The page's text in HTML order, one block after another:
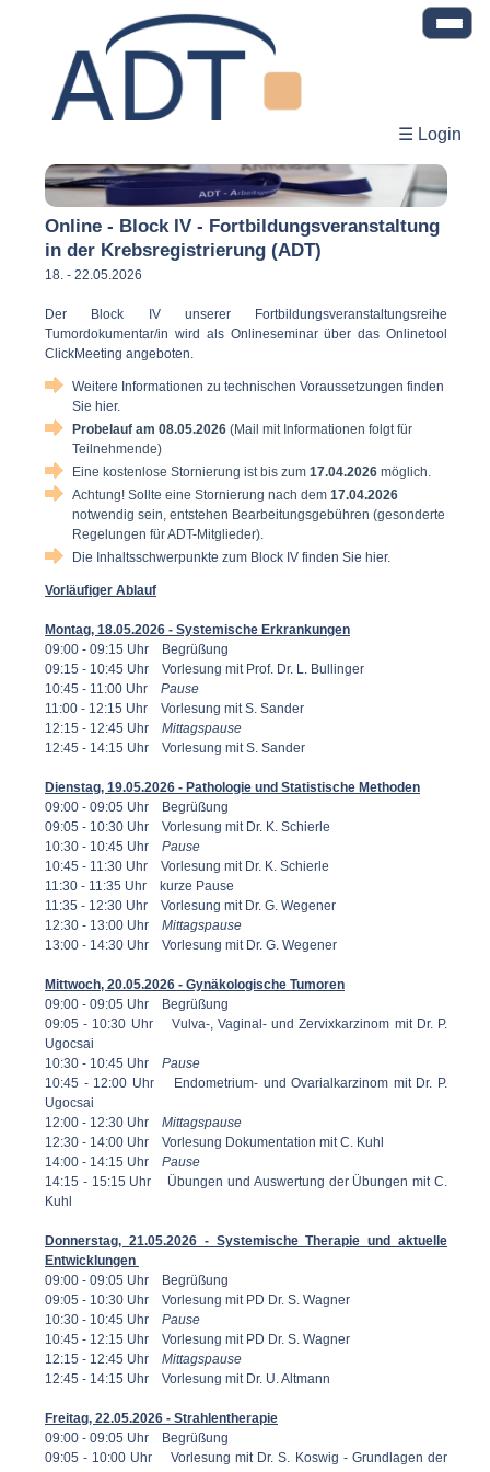
☰ Login
Online - Block IV - Fortbildungsveranstaltung
in der Krebsregistrierung (ADT)
18. - 22.05.2026
Der Block IV unserer Fortbildungsveranstaltungsreihe
Tumordokumentar/in wird als Onlineseminar über das Onlinetool
ClickMeeting angeboten.
Weitere Informationen zu technischen Voraussetzungen finden
Sie hier.
Probelauf am 08.05.2026 (Mail mit Informationen folgt für
Teilnehmende)
Eine kostenlose Stornierung ist bis zum 17.04.2026 möglich.
Achtung! Sollte eine Stornierung nach dem 17.04.2026
notwendig sein, entstehen Bearbeitungsgebühren (gesonderte
Regelungen für ADT-Mitglieder).
Die Inhaltsschwerpunkte zum Block IV finden Sie hier.
Vorläufiger Ablauf
Montag, 18.05.2026 - Systemische Erkrankungen
09:00 - 09:15 Uhr Begrüßung
09:15 - 10:45 Uhr Vorlesung mit Prof. Dr. L. Bullinger
10:45 - 11:00 Uhr Pause
11:00 - 12:15 Uhr Vorlesung mit S. Sander
12:15 - 12:45 Uhr Mittagspause
12:45 - 14:15 Uhr Vorlesung mit S. Sander
Dienstag, 19.05.2026 - Pathologie und Statistische Methoden
09:00 - 09:05 Uhr Begrüßung
09:05 - 10:30 Uhr Vorlesung mit Dr. K. Schierle
10:30 - 10:45 Uhr Pause
10:45 - 11:30 Uhr Vorlesung mit Dr. K. Schierle
11:30 - 11:35 Uhr kurze Pause
11:35 - 12:30 Uhr Vorlesung mit Dr. G. Wegener
12:30 - 13:00 Uhr Mittagspause
13:00 - 14:30 Uhr Vorlesung mit Dr. G. Wegener
Mittwoch, 20.05.2026 - Gynäkologische Tumoren
09:00 - 09:05 Uhr Begrüßung
09:05 - 10:30 Uhr Vulva-, Vaginal- und Zervixkarzinom mit Dr. P.
Ugocsai
10:30 - 10:45 Uhr Pause
10:45 - 12:00 Uhr Endometrium- und Ovarialkarzinom mit Dr. P.
Ugocsai
12:00 - 12:30 Uhr Mittagspause
12:30 - 14:00 Uhr Vorlesung Dokumentation mit C. Kuhl
14:00 - 14:15 Uhr Pause
14:15 - 15:15 Uhr Übungen und Auswertung der Übungen mit C.
Kuhl
Donnerstag, 21.05.2026 - Systemische Therapie und aktuelle
Entwicklungen
09:00 - 09:05 Uhr Begrüßung
09:05 - 10:30 Uhr Vorlesung mit PD Dr. S. Wagner
10:30 - 10:45 Uhr Pause
10:45 - 12:15 Uhr Vorlesung mit PD Dr. S. Wagner
12:15 - 12:45 Uhr Mittagspause
12:45 - 14:15 Uhr Vorlesung mit Dr. U. Altmann
Freitag, 22.05.2026 - Strahlentherapie
09:00 - 09:05 Uhr Begrüßung
09:05 - 10:00 Uhr Vorlesung mit Dr. S. Koswig - Grundlagen der